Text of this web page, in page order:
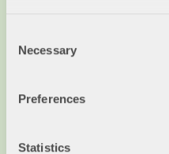
Selection
Necessary
Preferences
Statistics
innovationsprogram